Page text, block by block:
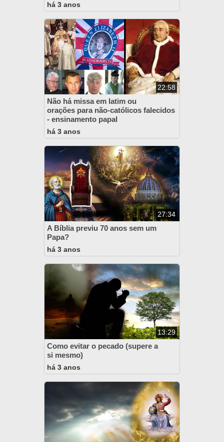
há 3 anos
22:58
Não há missa em latim ou
orações para não-católicos falecidos
- ensinamento papal
há 3 anos
27:34
A Bíblia previu 70 anos sem um
Papa?
há 3 anos
13:29
Como evitar o pecado (supere a
si mesmo)
há 3 anos